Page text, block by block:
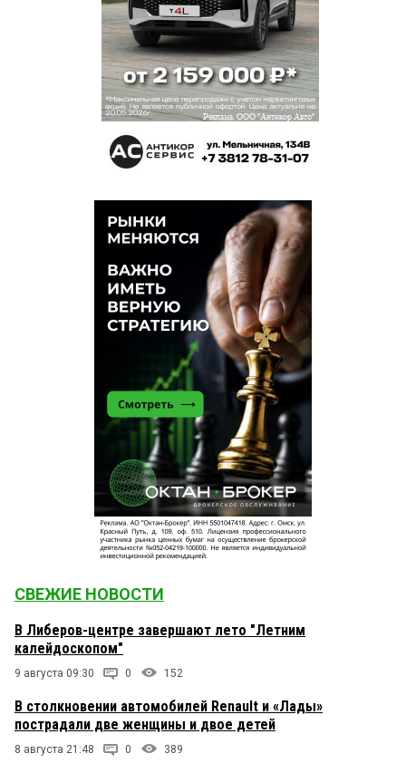
СВЕЖИЕ НОВОСТИ
В Либеров-центре завершают лето "Летним
калейдоскопом"
9 августа 09:30 0 152
В столкновении автомобилей Renault и «Лады»
пострадали две женщины и двое детей
8 августа 21:48 0 389